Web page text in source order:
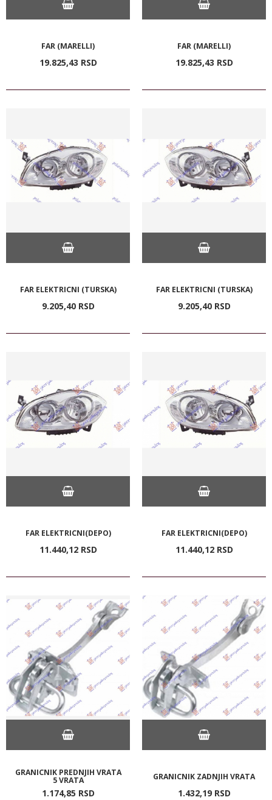
FAR (MARELLI)
19.825,43 RSD
FAR (MARELLI)
19.825,43 RSD
FAR ELEKTRICNI (TURSKA)
9.205,40 RSD
FAR ELEKTRICNI (TURSKA)
9.205,40 RSD
FAR ELEKTRICNI(DEPO)
11.440,12 RSD
FAR ELEKTRICNI(DEPO)
11.440,12 RSD
GRANICNIK PREDNJIH VRATA
5 VRATA
1.174,85 RSD
GRANICNIK ZADNJIH VRATA
1.432,19 RSD